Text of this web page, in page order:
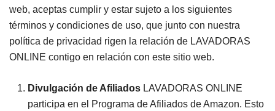
web, aceptas cumplir y estar sujeto a los siguientes
términos y condiciones de uso, que junto con nuestra
política de privacidad rigen la relación de LAVADORAS
ONLINE contigo en relación con este sitio web.
Divulgación de Afiliados LAVADORAS ONLINE
participa en el Programa de Afiliados de Amazon. Esto